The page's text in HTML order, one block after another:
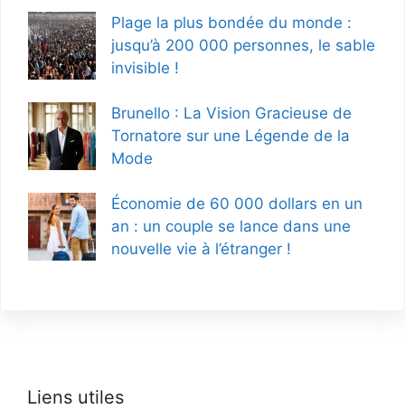
Plage la plus bondée du monde :
jusqu’à 200 000 personnes, le sable
invisible !
Brunello : La Vision Gracieuse de
Tornatore sur une Légende de la
Mode
Économie de 60 000 dollars en un
an : un couple se lance dans une
nouvelle vie à l’étranger !
Liens utiles